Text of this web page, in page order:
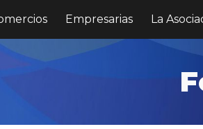
Skip to navigation
Empresarias La